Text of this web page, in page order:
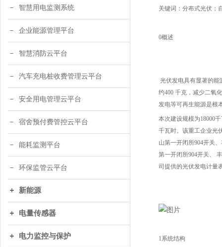
智慧用电监测系统
企业能源管理平台
智慧消防云平台
汽车充电桩收费管理云平台
安全用电管理云平台
宿舍预付费管控云平台
能耗监测平台
环保监管云平台
新能源
电量传感器
电力监控与保护
关键词：分布式光伏；
0概述
光伏发电具有显著的能
约400 千克，减少二氧
发电等可再生能源是根
本次建设规模为18000
千瓦时。该重工企业光
山第一开闭所904开关
第一开闭所904开关、
司提供的光伏发电计量
1系统结构